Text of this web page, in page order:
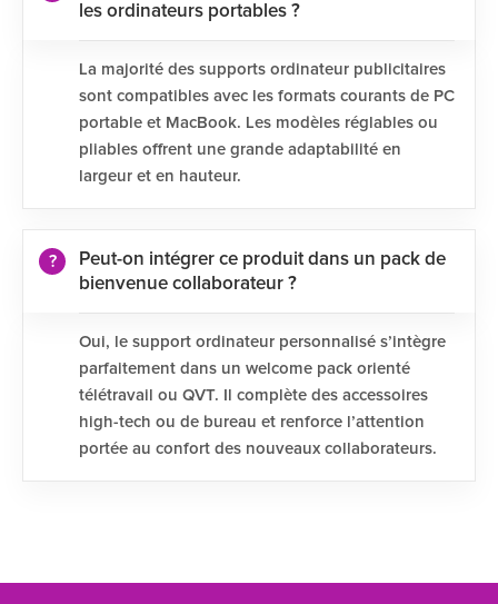
les ordinateurs portables ?
La majorité des supports ordinateur publicitaires
sont compatibles avec les formats courants de PC
portable et MacBook. Les modèles réglables ou
pliables offrent une grande adaptabilité en
largeur et en hauteur.
Peut-on intégrer ce produit dans un pack de
bienvenue collaborateur ?
Oui, le support ordinateur personnalisé s’intègre
parfaitement dans un welcome pack orienté
télétravail ou QVT. Il complète des accessoires
high-tech ou de bureau et renforce l’attention
portée au confort des nouveaux collaborateurs.